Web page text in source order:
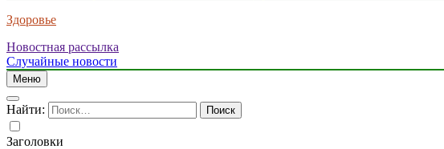
Здоровье
Новостная рассылка
Случайные новости
Меню
Найти:
Заголовки